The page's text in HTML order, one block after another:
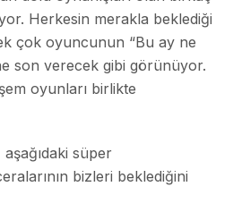
Herkesin merakla beklediği
çok oyuncunun “Bu ay ne
son verecek gibi görünüyor.
oyunları birlikte
aşağıdaki süper
bizleri beklediğini